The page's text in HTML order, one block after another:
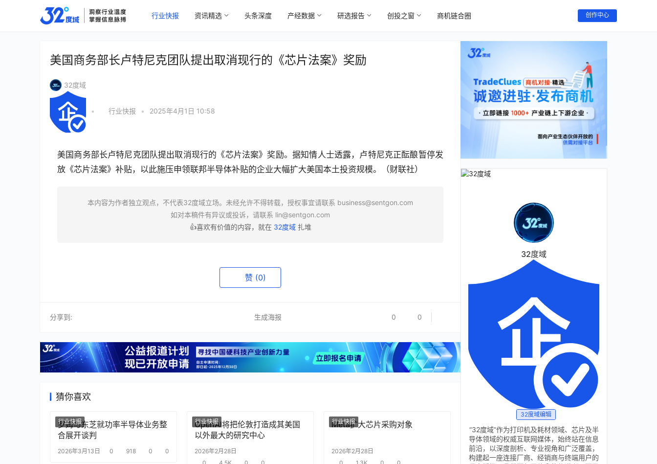
行业快报 资讯精选 头条深度 产经数据 研选报告 创投之窗 商机链合圈 创作中心
美国商务部长卢特尼克团队提出取消现行的《芯片法案》奖励
32度域
• 行业快报 • 2025年4月1日 10:58
美国商务部长卢特尼克团队提出取消现行的《芯片法案》奖励。据知情人士透露，卢特尼克正酝酿暂停发
放《芯片法案》补贴，以此施压申领联邦半导体补贴的企业大幅扩大美国本土投资规模。（财联社）
本内容为作者独立观点，不代表32度域立场。未经允许不得转载，授权事宜请联系 business@sentgon.com
如对本稿件有异议或投诉，请联系 lin@sentgon.com
👍喜欢有价值的内容，就在 32度域扎堆
赞 (0)
分享到: 生成海报 0 0
猜你喜欢
行业快报
罗姆与东芝就功率半导体业务整
合展开谈判
2026年3月13日 0 918 0 0
行业快报
OpenAI将把伦敦打造成其美国
以外最大的研究中心
2026年2月28日
行业快报
Meta扩大芯片采购对象
2026年2月28日
32度域
32度域编辑
“32度域”作为打印机及耗材领域、芯片及半
导体领域的权威互联网媒体，始终站在信息
前沿，以深度剖析、专业视角和广泛覆盖，
构建起一座连接厂商、经销商与终端用户的